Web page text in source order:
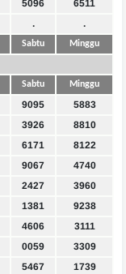
5096
6511
. .
Sabtu Minggu
Sabtu Minggu
9095
5883
3926
8810
6171
8122
9067
4740
2427
3960
1381
9238
4606
3111
0059
3309
5467
1739